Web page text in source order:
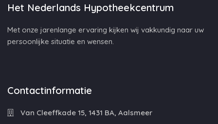
Het Nederlands Hypotheekcentrum
Met onze jarenlange ervaring kijken wij vakkundig naar uw
persoonlijke situatie en wensen.
Contactinformatie
Van Cleeffkade 15, 1431 BA, Aalsmeer